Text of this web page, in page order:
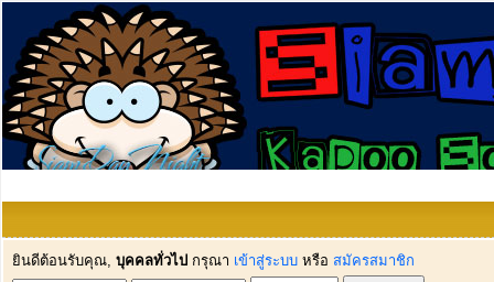
ยินดีต้อนรับคุณ, บุคคลทั่วไป กรุณา เข้าสู่ระบบ หรือ สมัครสมาชิก